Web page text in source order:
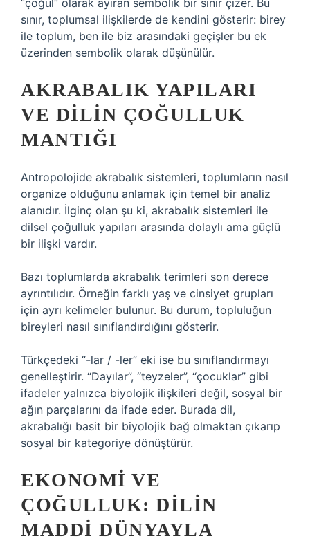
“çoğul” olarak ayıran sembolik bir sınır çizer. Bu
sınır, toplumsal ilişkilerde de kendini gösterir: birey
ile toplum, ben ile biz arasındaki geçişler bu ek
üzerinden sembolik olarak düşünülür.
AKRABALIK YAPILARI
VE DILIN ÇOĞULLUK
MANTIĞI
Antropolojide akrabalık sistemleri, toplumların nasıl
organize olduğunu anlamak için temel bir analiz
alanıdır. İlginç olan şu ki, akrabalık sistemleri ile
dilsel çoğulluk yapıları arasında dolaylı ama güçlü
bir ilişki vardır.
Bazı toplumlarda akrabalık terimleri son derece
ayrıntılıdır. Örneğin farklı yaş ve cinsiyet grupları
için ayrı kelimeler bulunur. Bu durum, topluluğun
bireyleri nasıl sınıflandırdığını gösterir.
Türkçedeki “-lar / -ler” eki ise bu sınıflandırmayı
genelleştirir. “Dayılar”, “teyzeler”, “çocuklar” gibi
ifadeler yalnızca biyolojik ilişkileri değil, sosyal bir
ağın parçalarını da ifade eder. Burada dil,
akrabalığı basit bir biyolojik bağ olmaktan çıkarıp
sosyal bir kategoriye dönüştürür.
EKONOMI VE
ÇOĞULLUK: DILIN
MADDI DÜNYAYLA